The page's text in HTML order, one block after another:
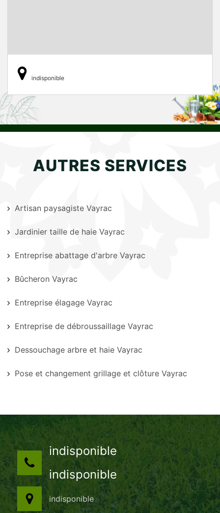
indisponible
AUTRES SERVICES
Artisan paysagiste Vayrac
Jardinier taille de haie Vayrac
Entreprise abattage d'arbre Vayrac
Bûcheron Vayrac
Entreprise élagage Vayrac
Entreprise de débroussaillage Vayrac
Dessouchage arbre et haie Vayrac
Pose et changement grillage et clôture Vayrac
indisponible
indisponible
indisponible